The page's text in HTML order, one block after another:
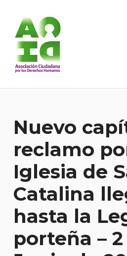
Nuevo
reclamo
Iglesia de
Catalina
hasta la
porteña –